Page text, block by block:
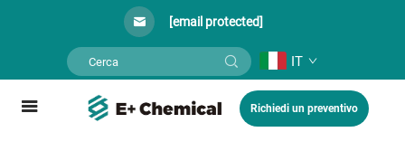
[email protected]
IT
Richiedi un preventivo